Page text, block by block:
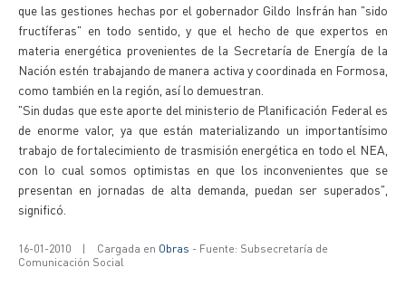
que las gestiones hechas por el gobernador Gildo Insfrán han "sido
fructíferas" en todo sentido, y que el hecho de que expertos en
materia energética provenientes de la Secretaría de Energía de la
Nación estén trabajando de manera activa y coordinada en Formosa,
como también en la región, así lo demuestran.
"Sin dudas que este aporte del ministerio de Planificación Federal es
de enorme valor, ya que están materializando un importantísimo
trabajo de fortalecimiento de trasmisión energética en todo el NEA,
con lo cual somos optimistas en que los inconvenientes que se
presentan en jornadas de alta demanda, puedan ser superados",
significó.
16-01-2010 | Cargada en Obras - Fuente: Subsecretaría de
Comunicación Social